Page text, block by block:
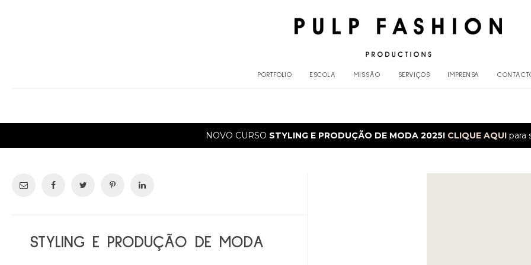
PORTFOLIO ESCOLA MISSÃO SERVIÇOS IMPRENSA
NOVO CURSO STYLING E PRODUÇÃO DE MODA 2025! CLIQUE AQUIpara
STYLING E PRODUÇÃO DE MODA